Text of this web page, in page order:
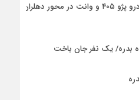
۳ مصدوم در تصادف دو خودرو پژو ۴۰۵ و وانت در محور دهلران-